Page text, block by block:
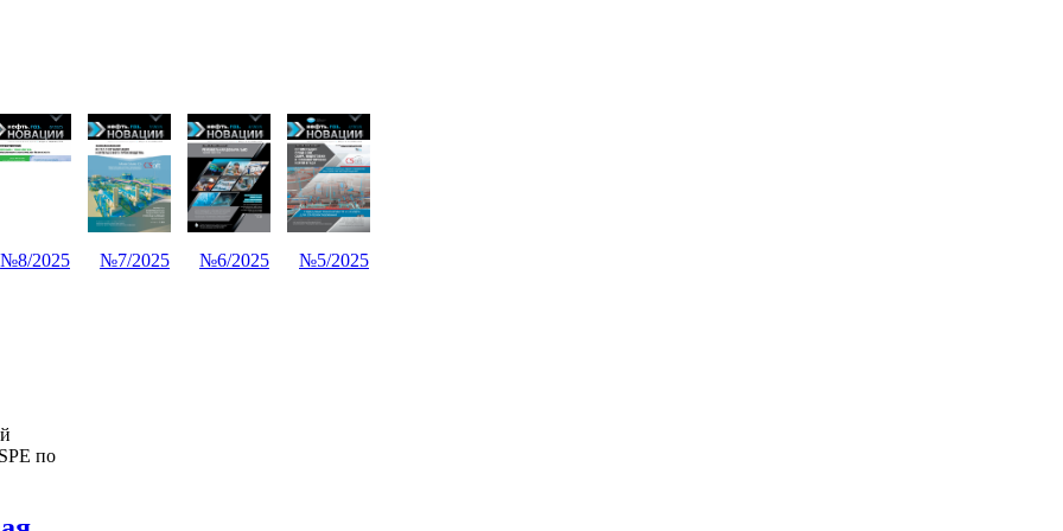
№8/2025 №7/2025 №6/2025 №5/2025
по